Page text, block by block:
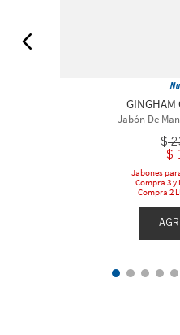
GINGHAM
Jabón De
$
$
Jabones
Compra 3 y
Compra 2